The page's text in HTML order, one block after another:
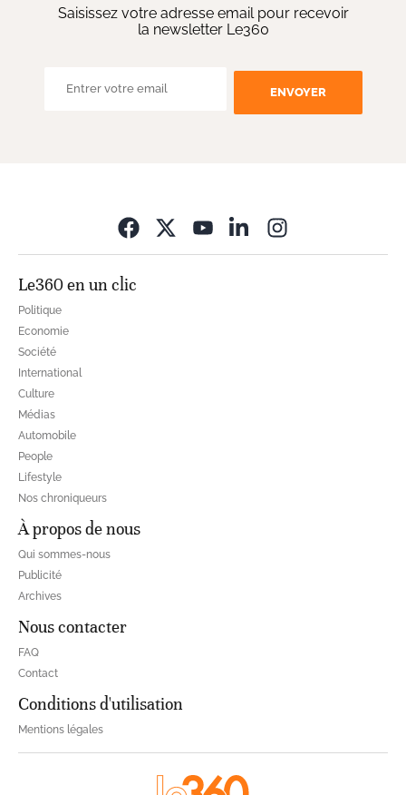
Saisissez votre adresse email pour recevoir
la newsletter Le360
ENVOYER
Le360 en un clic
Politique
Economie
Société
International
Culture
Médias
Automobile
People
Lifestyle
Nos chroniqueurs
À propos de nous
Qui sommes-nous
Publicité
Archives
Nous contacter
FAQ
Contact
Conditions d'utilisation
Mentions légales